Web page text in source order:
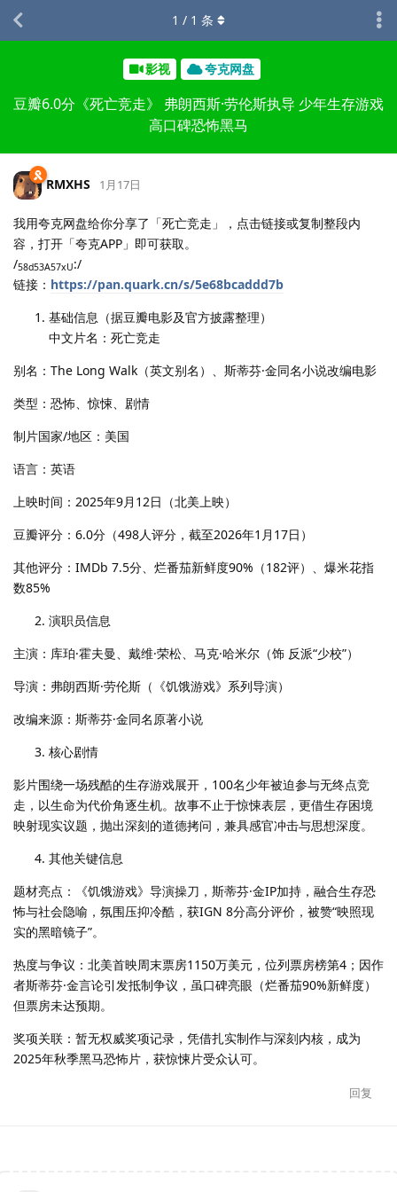
影视 夸克网盘
豆瓣6.0分《死亡竞走》 弗朗西斯·劳伦斯执导 少年生存游戏
高口碑恐怖黑马
1 / 1 条
RMXHS 1月17日
我用夸克网盘给你分享了「死亡竞走」，点击链接或复制整段内
容，打开「夸克APP」即可获取。
/58d53A57xU:/
链接： https://pan.quark.cn/s/5e68bcaddd7b
基础信息（据豆瓣电影及官方披露整理）
中文片名：死亡竞走
别名：The Long Walk（英文别名）、斯蒂芬·金同名小说改编电影
类型：恐怖、惊悚、剧情
制片国家/地区：美国
语言：英语
上映时间：2025年9月12日（北美上映）
豆瓣评分：6.0分（498人评分，截至2026年1月17日）
其他评分：IMDb 7.5分、烂番茄新鲜度90%（182评）、爆米花指
数85%
演职员信息
主演：库珀·霍夫曼、戴维·荣松、马克·哈米尔（饰 反派“少校”）
导演：弗朗西斯·劳伦斯（《饥饿游戏》系列导演）
改编来源：斯蒂芬·金同名原著小说
核心剧情
影片围绕一场残酷的生存游戏展开，100名少年被迫参与无终点竞
走，以生命为代价角逐生机。故事不止于惊悚表层，更借生存困境
映射现实议题，抛出深刻的道德拷问，兼具感官冲击与思想深度。
其他关键信息
题材亮点：《饥饿游戏》导演操刀，斯蒂芬·金IP加持，融合生存恐
怖与社会隐喻，氛围压抑冷酷，获IGN 8分高分评价，被赞“映照现
实的黑暗镜子”。
热度与争议：北美首映周末票房1150万美元，位列票房榜第4；因作
者斯蒂芬·金言论引发抵制争议，虽口碑亮眼（烂番茄90%新鲜度）
但票房未达预期。
奖项关联：暂无权威奖项记录，凭借扎实制作与深刻内核，成为
2025年秋季黑马恐怖片，获惊悚片受众认可。
回复